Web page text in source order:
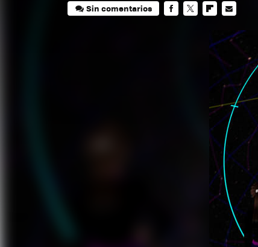
Sin comentarios
MAIL